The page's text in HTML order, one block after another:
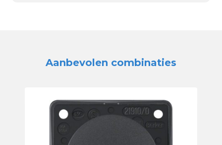
Aanbevolen combinaties